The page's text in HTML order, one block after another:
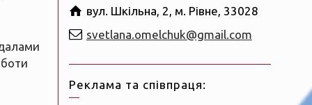
вул. Шкільна, 2, м. Рівне, 33028
svetlana.omelchuk@gmail.com
Реклама та співпраця: